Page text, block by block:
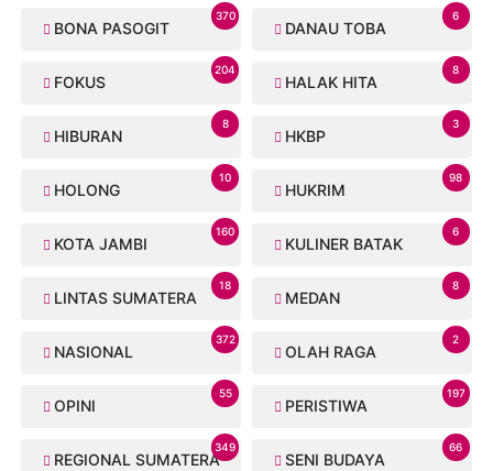
BONA PASOGIT
370
DANAU TOBA
6
FOKUS
204
HALAK HITA
8
HIBURAN
8
HKBP
3
HOLONG
10
HUKRIM
98
KOTA JAMBI
160
KULINER BATAK
6
LINTAS SUMATERA
18
MEDAN
8
NASIONAL
372
OLAH RAGA
2
OPINI
55
PERISTIWA
197
REGIONAL SUMATERA
349
SENI BUDAYA
66